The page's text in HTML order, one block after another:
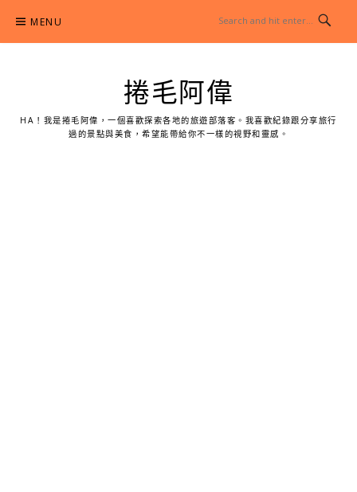
content
MENU
捲毛阿偉
HA！我是捲毛阿偉，一個喜歡探索各地的旅遊部落客。我喜歡紀錄跟分享旅行
過的景點與美食，希望能帶給你不一樣的視野和靈感。